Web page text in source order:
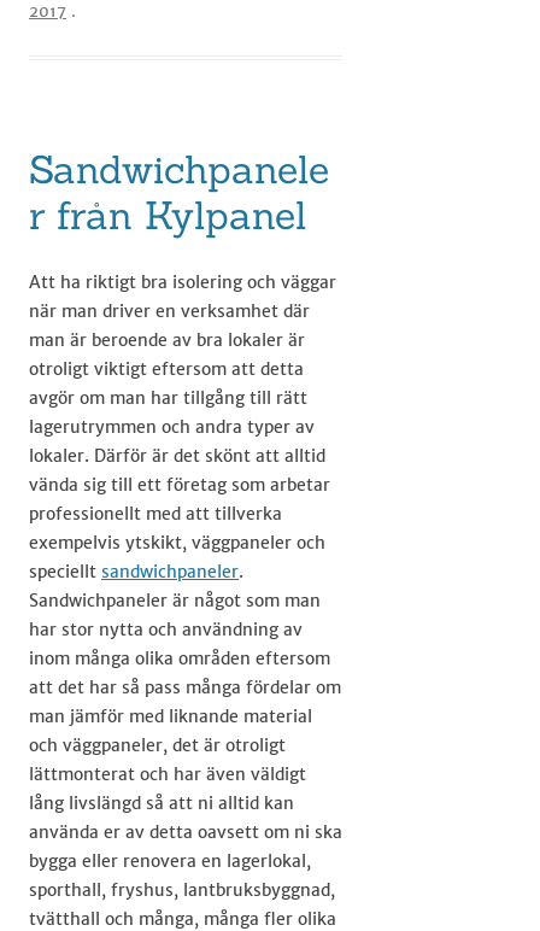
2017 .
Sandwichpanele
r från Kylpanel
​Att ha riktigt bra isolering och väggar
när man driver en verksamhet där
man är beroende av bra lokaler är
otroligt viktigt eftersom att detta
avgör om man har tillgång till rätt
lagerutrymmen och andra typer av
lokaler. Därför är det skönt att alltid
vända sig till ett företag som arbetar
professionellt med att tillverka
exempelvis ytskikt, väggpaneler och
speciellt sandwichpaneler.
Sandwichpaneler är något som man
har stor nytta och användning av
inom många olika områden eftersom
att det har så pass många fördelar om
man jämför med liknande material
och väggpaneler, det är otroligt
lättmonterat och har även väldigt
lång livslängd så att ni alltid kan
använda er av detta oavsett om ni ska
bygga eller renovera en lagerlokal,
sporthall, fryshus, lantbruksbyggnad,
tvätthall och många, många fler olika